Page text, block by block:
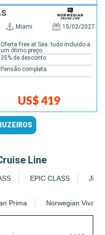
Miami 15/02/2027
US$ 419
Oferta Free at Sea: tudo incluído a
um ótimo preço
35% de desconto
Pensão completa
Line
EPIC CLASS
Prima Norwegian Viva